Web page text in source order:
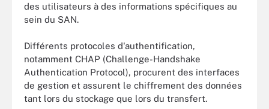
des utilisateurs à des informations spécifiques au
sein du SAN.
Différents protocoles d'authentification,
notamment CHAP (Challenge-Handshake
Authentication Protocol), procurent des interfaces
de gestion et assurent le chiffrement des données
tant lors du stockage que lors du transfert.